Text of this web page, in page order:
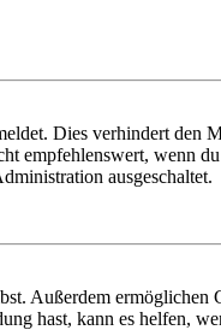
Dies verhindert den
empfehlenswert, wenn
ausgeschaltet.
Außerdem
hast, kann es helfen,